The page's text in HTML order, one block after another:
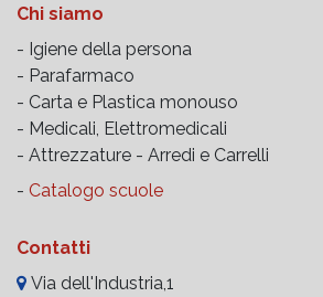
Chi siamo
- Igiene della persona
- Parafarmaco
- Carta e Plastica monouso
- Medicali, Elettromedicali
- Attrezzature - Arredi e Carrelli
- Catalogo scuole
Contatti
Via dell'Industria,1